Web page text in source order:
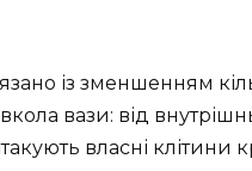
із зменшенням
вази: від
власні клітини